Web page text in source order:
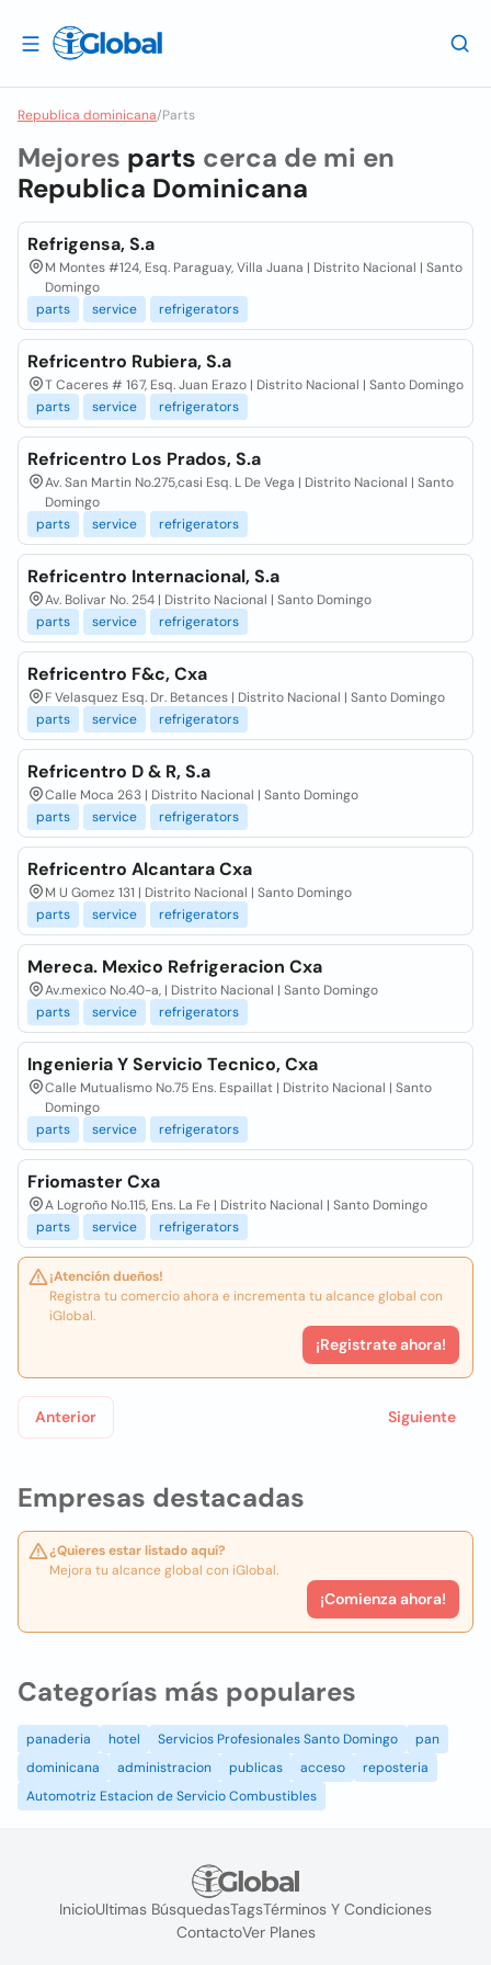
Republica dominicana/Parts
Empresas destacadas
¿Quieres estar listado aquí?
Mejora tu alcance global con iGlobal.
¡Comienza ahora!
Mejores parts cerca de mi en
Republica Dominicana
Refrigensa, S.a
M Montes #124, Esq. Paraguay, Villa Juana | Distrito Nacional | Santo
Domingo
parts
service refrigerators
Refricentro Rubiera, S.a
T Caceres # 167, Esq. Juan Erazo | Distrito Nacional | Santo Domingo
parts
service refrigerators
Refricentro Los Prados, S.a
Av. San Martin No.275,casi Esq. L De Vega | Distrito Nacional | Santo
Domingo
parts
service refrigerators
Refricentro Internacional, S.a
Av. Bolivar No. 254 | Distrito Nacional | Santo Domingo
parts
service refrigerators
Refricentro F&c, Cxa
F Velasquez Esq. Dr. Betances | Distrito Nacional | Santo Domingo
parts
service refrigerators
Refricentro D & R, S.a
Calle Moca 263 | Distrito Nacional | Santo Domingo
parts
service refrigerators
Refricentro Alcantara Cxa
M U Gomez 131 | Distrito Nacional | Santo Domingo
parts
service refrigerators
Mereca. Mexico Refrigeracion Cxa
Av.mexico No.40-a, | Distrito Nacional | Santo Domingo
parts
service refrigerators
Ingenieria Y Servicio Tecnico, Cxa
Calle Mutualismo No.75 Ens. Espaillat | Distrito Nacional | Santo
Domingo
parts
service refrigerators
Friomaster Cxa
A Logroño No.115, Ens. La Fe | Distrito Nacional | Santo Domingo
parts
service refrigerators
¡Atención dueños!
Registra tu comercio ahora e incrementa tu alcance global con
iGlobal.
¡Registrate ahora!
Anterior Siguiente
Categorías más populares
panaderia hotel Servicios Profesionales Santo Domingo
pan
dominicana
administracion publicas acceso
reposteria
Automotriz Estacion de Servicio Combustibles
InicioUltimas BúsquedasTagsTérminos Y Condiciones
ContactoVer Planes